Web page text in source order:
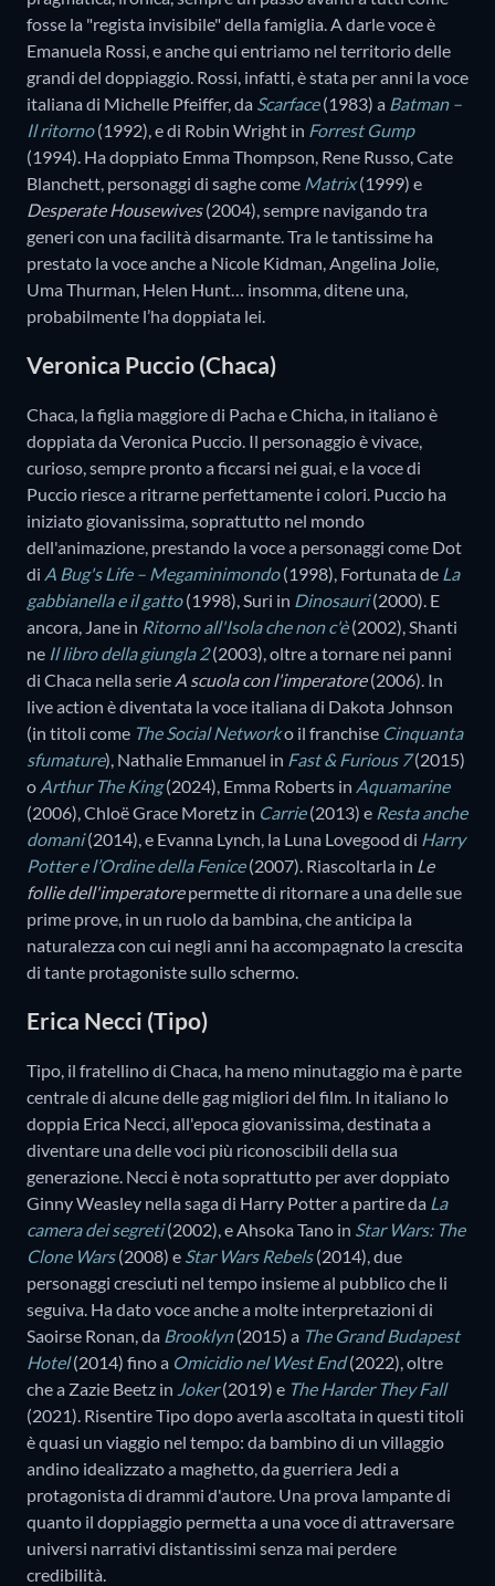
fosse la "regista invisibile" della famiglia. A darle voce è
Emanuela Rossi, e anche qui entriamo nel territorio delle
grandi del doppiaggio. Rossi, infatti, è stata per anni la voce
italiana di Michelle Pfeiffer, da Scarface(1983) a Batman –
Il ritorno(1992), e di Robin Wright in Forrest Gump
(1994). Ha doppiato Emma Thompson, Rene Russo, Cate
Blanchett, personaggi di saghe come Matrix(1999) e
Desperate Housewives(2004), sempre navigando tra
generi con una facilità disarmante. Tra le tantissime ha
prestato la voce anche a Nicole Kidman, Angelina Jolie,
Uma Thurman, Helen Hunt… insomma, ditene una,
probabilmente l’ha doppiata lei.
Veronica Puccio (Chaca)
Chaca, la figlia maggiore di Pacha e Chicha, in italiano è
doppiata da Veronica Puccio. Il personaggio è vivace,
curioso, sempre pronto a ficcarsi nei guai, e la voce di
Puccio riesce a ritrarne perfettamente i colori. Puccio ha
iniziato giovanissima, soprattutto nel mondo
dell'animazione, prestando la voce a personaggi come Dot
di A Bug's Life – Megaminimondo (1998), Fortunata de La
gabbianella e il gatto (1998), Suri in Dinosauri (2000). E
ancora, Jane in Ritorno all'Isola che non c'è(2002), Shanti
ne Il libro della giungla 2(2003), oltre a tornare nei panni
di Chaca nella serie A scuola con l'imperatore(2006). In
live action è diventata la voce italiana di Dakota Johnson
(in titoli come The Social Networko il franchise Cinquanta
sfumature), Nathalie Emmanuel in Fast & Furious 7 (2015)
o Arthur The King (2024), Emma Roberts in Aquamarine
(2006), Chloë Grace Moretz in Carrie (2013) e Resta anche
domani(2014), e Evanna Lynch, la Luna Lovegood di Harry
Potter e l’Ordine della Fenice(2007). Riascoltarla in Le
follie dell'imperatorepermette di ritornare a una delle sue
prime prove, in un ruolo da bambina, che anticipa la
naturalezza con cui negli anni ha accompagnato la crescita
di tante protagoniste sullo schermo.
Erica Necci (Tipo)
Tipo, il fratellino di Chaca, ha meno minutaggio ma è parte
centrale di alcune delle gag migliori del film. In italiano lo
doppia Erica Necci, all'epoca giovanissima, destinata a
diventare una delle voci più riconoscibili della sua
generazione. Necci è nota soprattutto per aver doppiato
Ginny Weasley nella saga di Harry Potter a partire da La
camera dei segreti (2002), e Ahsoka Tano in Star Wars: The
Clone Wars(2008) e Star Wars Rebels (2014), due
personaggi cresciuti nel tempo insieme al pubblico che li
seguiva. Ha dato voce anche a molte interpretazioni di
Saoirse Ronan, da Brooklyn (2015) a The Grand Budapest
Hotel(2014) fino a Omicidio nel West End (2022), oltre
che a Zazie Beetz in Joker(2019) e The Harder They Fall
(2021). Risentire Tipo dopo averla ascoltata in questi titoli
è quasi un viaggio nel tempo: da bambino di un villaggio
andino idealizzato a maghetto, da guerriera Jedi a
protagonista di drammi d'autore. Una prova lampante di
quanto il doppiaggio permetta a una voce di attraversare
universi narrativi distantissimi senza mai perdere
credibilità.